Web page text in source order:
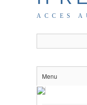
ACCES
Menu